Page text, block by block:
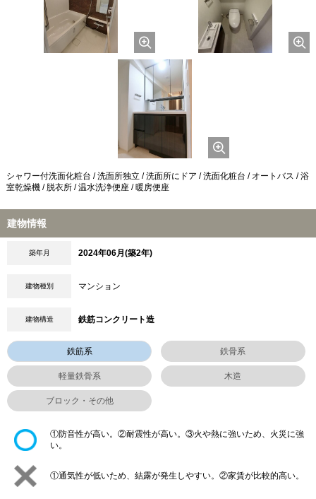
シャワー付洗面化粧台 / 洗面所独立 / 洗面所にドア / 洗面化粧台 / オートバス / 浴
室乾燥機 / 脱衣所 / 温水洗浄便座 / 暖房便座
建物情報
築年月 2024年06月(築2年)
建物種別 マンション
建物構造 鉄筋コンクリート造
鉄筋系 鉄骨系
軽量鉄骨系 木造
ブロック・その他
①防音性が高い。②耐震性が高い。③火や熱に強いため、火災に強
い。
①通気性が低いため、結露が発生しやすい。②家賃が比較的高い。